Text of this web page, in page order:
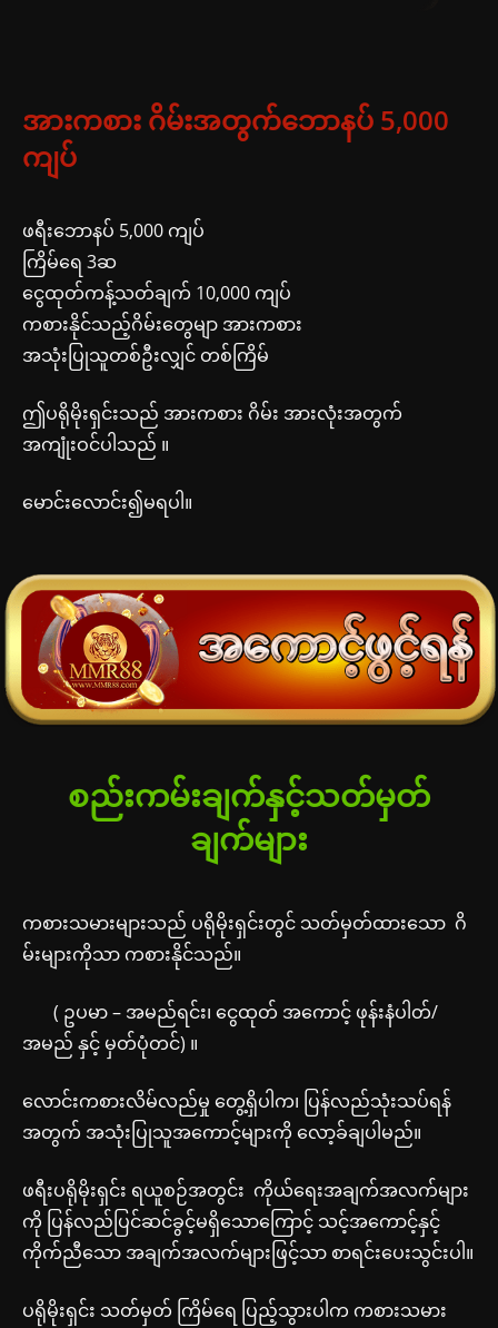
အားကစား ဂိမ်းအတွက်ဘောနပ် 5,000
ကျပ်
ဖရီးဘောနပ် 5,000 ကျပ်
ကြိမ်ရေ 3ဆ
ငွေထုတ်ကန့်သတ်ချက် 10,000 ကျပ်
ကစားနိုင်သည့်ဂိမ်းတွေမျာ အားကစား
အသုံးပြုသူတစ်ဦးလျှင် တစ်ကြိမ်
ဤပရိုမိုးရှင်းသည် အားကစား ဂိမ်း အားလုံးအတွက်
အကျုံးဝင်ပါသည် ။
မောင်းလောင်း၍မရပါ။
စည်းကမ်းချက်နှင့်သတ်မှတ်
ချက်‌များ
ကစားသမားများသည် ပရိုမိုးရှင်းတွင် သတ်မှတ်ထားသော ဂိ
မ်းများကိုသာ ကစားနိုင်သည်။
( ဥပမာ – အမည်ရင်း၊ ငွေထုတ် အကောင့် ဖုန်းနံပါတ်/
အမည် နှင့် မှတ်ပုံတင်) ။
လောင်းကစားလိမ်လည်မှု တွေ့ရှိပါက၊ ပြန်လည်သုံးသပ်ရန်
အတွက် အသုံးပြုသူအကောင့်များကို လော့ခ်ချပါမည်။
ဖရီးပရိုမိုးရှင်း ရယူစဉ်အတွင်း ကိုယ်ရေးအချက်အလက်များ
ကို ပြန်လည်ပြင်ဆင်ခွင့်မရှိသောကြောင့် သင့်အကောင့်နှင့်
ကိုက်ညီသော အချက်အလက်များဖြင့်သာ စာရင်းပေးသွင်းပါ။
ပရိုမိုးရှင်း သတ်မှတ် ကြိမ်ရေ ပြည့်သွားပါက ကစားသမား